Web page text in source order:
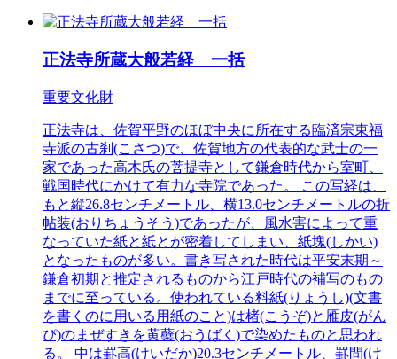
正法寺所蔵大般若経 一括
重要文化財
正法寺は、佐賀平野のほぼ中央に所在する臨済宗東福
寺派の古刹(こさつ)で、佐賀地方の代表的な武士の一
家であった高木氏の菩提寺として鎌倉時代から室町、
戦国時代にかけて有力な寺院であった。 この写経は、
もと縦26.8センチメートル、横13.0センチメートルの折
帖装(おりちょうそう)であったが、風水害によって重
なっていた紙と紙とが密着してしまい、紙塊(しかい)
となったものが多い。書き写された時代は平安末期～
鎌倉初期と推定されるものから江戸時代の補写のもの
までに至っている。使われている料紙(りょうし)(文書
を書くのに用いる用紙のこと)は楮(こうぞ)と雁皮(がん
ぴ)のまぜすきを黄蘗(おうばく)で染めたものと思われ
る。 中は罫高(けいだか)20.3センチメートル、罫間(け